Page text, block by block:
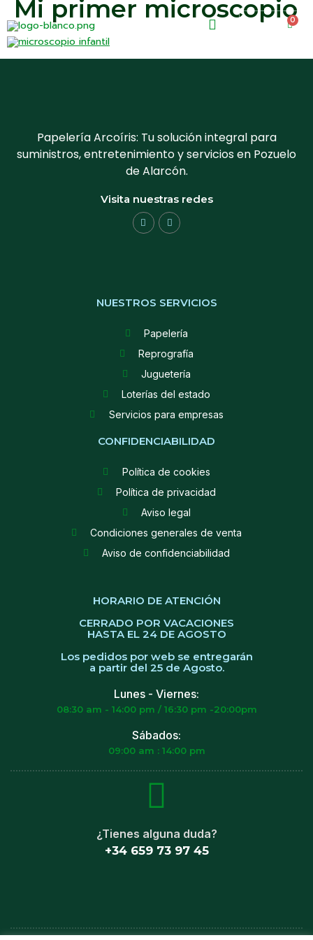
0.00 0
Mi primer microscopio
Papelería Arcoíris: Tu solución integral para
suministros, entretenimiento y servicios en Pozuelo
de Alarcón.
Visita nuestras redes
NUESTROS SERVICIOS
Papelería
Reprografía
Juguetería
Loterías del estado
Servicios para empresas
CONFIDENCIABILIDAD
Política de cookies
Política de privacidad
Aviso legal
Condiciones generales de venta
Aviso de confidenciabilidad
HORARIO DE ATENCIÓN
CERRADO POR VACACIONES
HASTA EL 24 DE AGOSTO
Los pedidos por web se entregarán
a partir del 25 de Agosto.
Lunes - Viernes:
08:30 am - 14:00 pm / 16:30 pm -20:00pm
Sábados:
09:00 am : 14:00 pm
¿Tienes alguna duda?
+34 659 73 97 45